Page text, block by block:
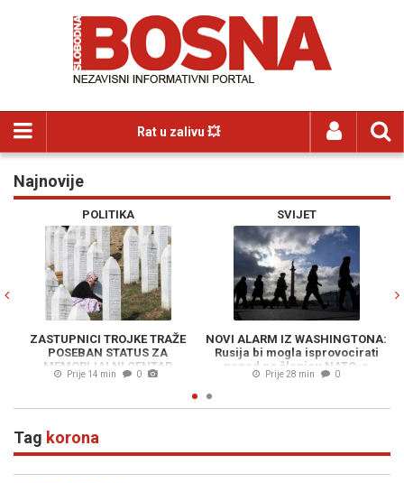
Rat u zalivu 💥
Najnovije
POLITIKA
TROJKE TRAŽE
POSEBAN STATUS ZA
MEMORIJALNI CENTAR
"Mjesto genocida
politike"
Prije 14 min 0
NOVI ALARM IZ WASHINGTONA:
Rusija bi mogla isprovocirati
napad na članicu NATO-a
Prije 28 min 0
ovoga
Tag korona